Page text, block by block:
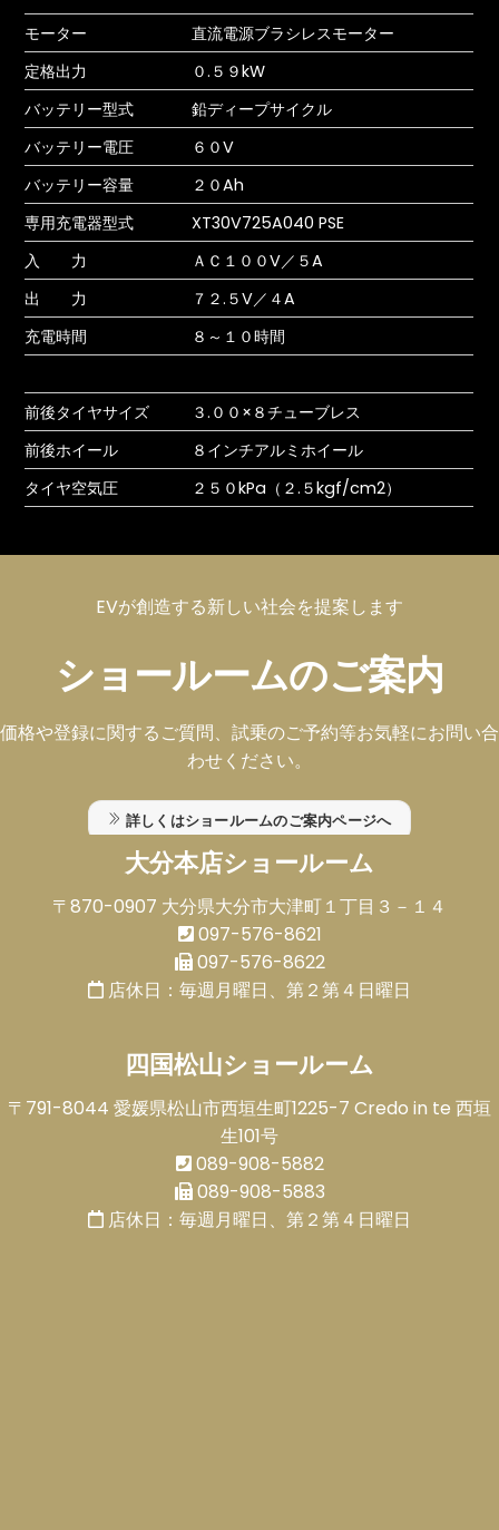
モーター
直流電源ブラシレスモーター
定格出力
０.５９kW
バッテリー型式
鉛ディープサイクル
バッテリー電圧
６０V
バッテリー容量
２０Ah
専用充電器型式
XT30V725A040 PSE
入 力
ＡＣ１００V／５A
出 力
７２.５V／４A
充電時間
８～１０時間
前後タイヤサイズ
３.００×８チューブレス
前後ホイール
８インチアルミホイール
タイヤ空気圧
２５０kPa（２.５kgf/cm2）
EVが創造する新しい社会を提案します
ショールームのご案内
価格や登録に関するご質問、試乗のご予約等お気軽にお問い合
わせください。
詳しくはショールームのご案内ページへ
大分本店ショールーム
〒870-0907 大分県大分市大津町１丁目３－１４
097-576-8621
097-576-8622
店休日：毎週月曜日、第２第４日曜日
四国松山ショールーム
〒791-8044 愛媛県松山市西垣生町1225-7 Credo in te 西垣
生101号
089-908-5882
089-908-5883
店休日：毎週月曜日、第２第４日曜日